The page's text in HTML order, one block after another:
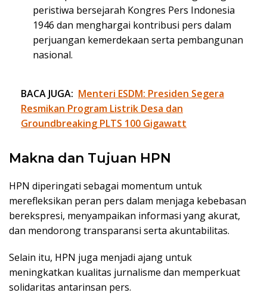
peristiwa bersejarah Kongres Pers Indonesia
1946 dan menghargai kontribusi pers dalam
perjuangan kemerdekaan serta pembangunan
nasional.
BACA JUGA: Menteri ESDM: Presiden Segera
Resmikan Program Listrik Desa dan
Groundbreaking PLTS 100 Gigawatt
Makna dan Tujuan HPN
HPN diperingati sebagai momentum untuk
merefleksikan peran pers dalam menjaga kebebasan
berekspresi, menyampaikan informasi yang akurat,
dan mendorong transparansi serta akuntabilitas.
Selain itu, HPN juga menjadi ajang untuk
meningkatkan kualitas jurnalisme dan memperkuat
solidaritas antarinsan pers.